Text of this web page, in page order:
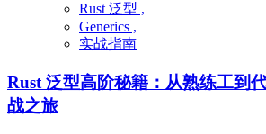
Rust 泛型 ,
Generics ,
实战指南
Rust 泛型高阶秘籍：从熟练工到
战之旅